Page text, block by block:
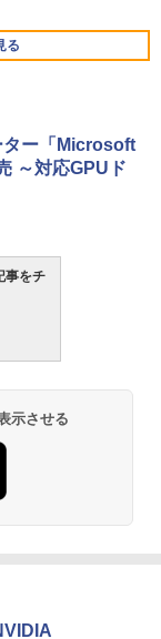
ホワイト) FM
る
(16GB) 7イ
調節ライト、12
告なし、ブラッ
しい、かさばら
やすい、6週間持
ィスプレイ電子
チャーエディ
ィスプレイ、明
ター「Microsoft
～対応GPUド
事をチ
示させる